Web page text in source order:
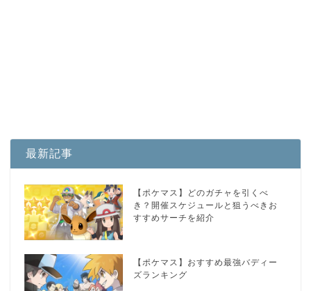
最新記事
【ポケマス】どのガチャを引くべ
き？開催スケジュールと狙うべきお
すすめサーチを紹介
【ポケマス】おすすめ最強バディー
ズランキング